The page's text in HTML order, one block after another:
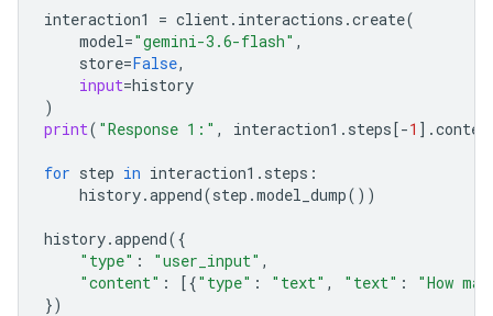
interaction1 = client. interactions .create(
model="gemini-3.6-flash" ,
store=False,
input=history
)
print( "Response 1:" , interaction1 . steps[-1 ] .
for step in interaction1 . steps :
history.append(step .model_dump())
history.append({
"type" : "user_input" ,
"content" : [{"type" : "text" , "text" :
"How
})